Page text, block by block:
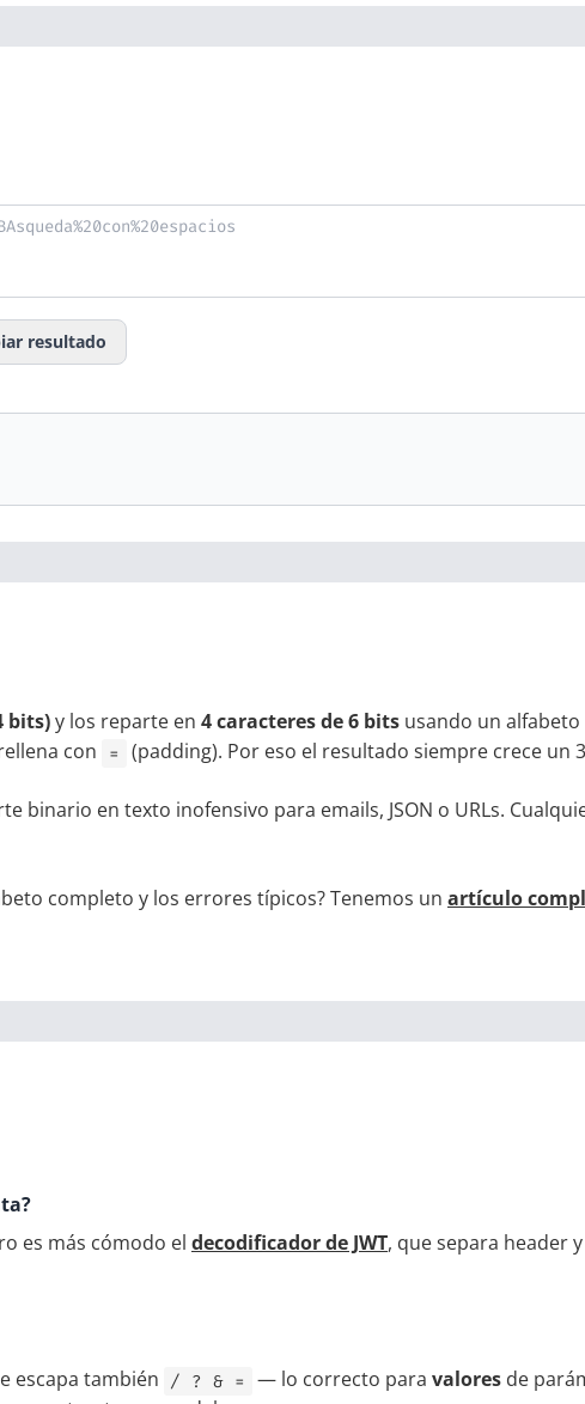
resultado
bits)y los reparte en 4 caracteres de 6 bits usando un
con
= (padding). Por eso el resultado siempre crece un
binario en texto inofensivo para emails, JSON o URLs.
completo y los errores típicos? Tenemos un artículo
es más cómodo el decodificador de JWT, que separa header
escapa también / ? & = — lo correcto para valores de